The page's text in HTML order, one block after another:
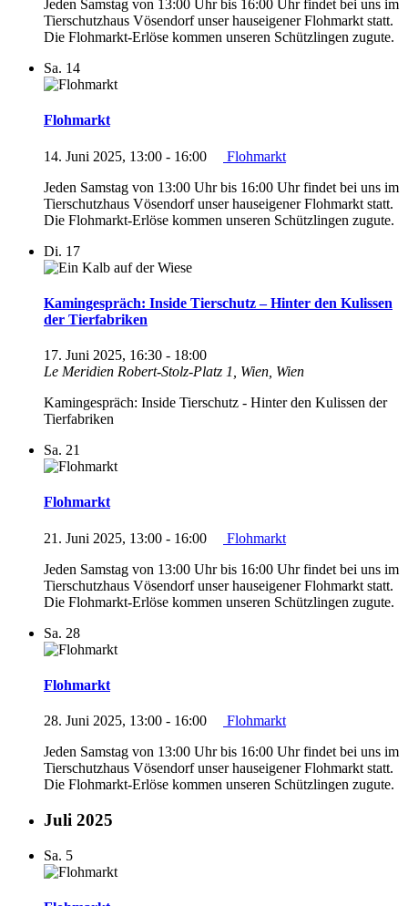
Jeden Samstag von 13:00 Uhr bis 16:00 Uhr findet bei uns im
Tierschutzhaus Vösendorf unser hauseigener Flohmarkt statt.
Die Flohmarkt-Erlöse kommen unseren Schützlingen zugute.
Sa. 14
Flohmarkt
14. Juni 2025, 13:00 - 16:00
Flohmarkt
Jeden Samstag von 13:00 Uhr bis 16:00 Uhr findet bei uns im
Tierschutzhaus Vösendorf unser hauseigener Flohmarkt statt.
Die Flohmarkt-Erlöse kommen unseren Schützlingen zugute.
Di. 17
Kamingespräch: Inside Tierschutz – Hinter den Kulissen
der Tierfabriken
17. Juni 2025, 16:30 - 18:00
Le Meridien Robert-Stolz-Platz 1, Wien, Wien
Kamingespräch: Inside Tierschutz - Hinter den Kulissen der
Tierfabriken
Sa. 21
Flohmarkt
21. Juni 2025, 13:00 - 16:00
Flohmarkt
Jeden Samstag von 13:00 Uhr bis 16:00 Uhr findet bei uns im
Tierschutzhaus Vösendorf unser hauseigener Flohmarkt statt.
Die Flohmarkt-Erlöse kommen unseren Schützlingen zugute.
Sa. 28
Flohmarkt
28. Juni 2025, 13:00 - 16:00
Flohmarkt
Jeden Samstag von 13:00 Uhr bis 16:00 Uhr findet bei uns im
Tierschutzhaus Vösendorf unser hauseigener Flohmarkt statt.
Die Flohmarkt-Erlöse kommen unseren Schützlingen zugute.
Juli 2025
Sa. 5